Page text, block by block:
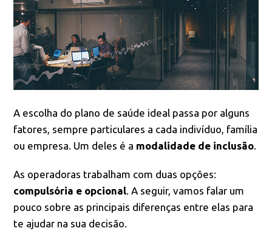
A escolha do plano de saúde ideal passa por alguns
fatores, sempre particulares a cada indivíduo, família
ou empresa. Um deles é a modalidade de inclusão
As operadoras trabalham com duas opções:
compulsória e opcional . A seguir, vamos falar um
pouco sobre as principais diferenças entre elas para
te ajudar na sua decisão.